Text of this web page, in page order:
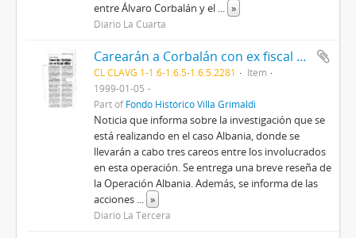
entre Álvaro Corbalán y el ... »
Diario La Cuarta
Carearán a Corbalán con ex fiscal militar
CL CLAVG 1-1.6-1.6.5-1.6.5.2281
Item
1999-01-05
Part ofFondo Histórico Villa Grimaldi
Noticia que informa sobre la investigación que se
está realizando en el caso Albania, donde se
llevarán a cabo tres careos entre los involucrados
en esta operación. Se entrega una breve reseña de
la Operación Albania. Además, se informa de las
acciones ... »
Diario La Tercera